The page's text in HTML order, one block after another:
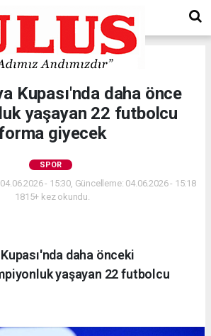
Kupası'nda daha önce
yaşayan 22 futbolcu
giyecek
SPOR
- 15:30, Güncelleme: 04.06.2026 - 15:18
1815+ kez okundu.
daha önceki
yaşayan 22 futbolcu